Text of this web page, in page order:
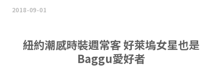
2018-09-01
紐約潮感時裝週常客 好萊塢女星也是
Baggu愛好者